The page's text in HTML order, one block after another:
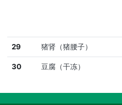
29 猪肾（猪腰子）
30 豆腐（干冻）